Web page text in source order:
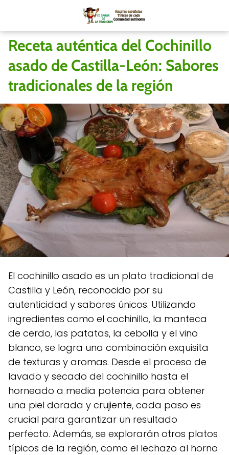
Receta auténtica del Cochinillo
asado de Castilla-León: Sabores
tradicionales de la región
El cochinillo asado es un plato tradicional de
Castilla y León, reconocido por su
autenticidad y sabores únicos. Utilizando
ingredientes como el cochinillo, la manteca
de cerdo, las patatas, la cebolla y el vino
blanco, se logra una combinación exquisita
de texturas y aromas. Desde el proceso de
lavado y secado del cochinillo hasta el
horneado a media potencia para obtener
una piel dorada y crujiente, cada paso es
crucial para garantizar un resultado
perfecto. Además, se explorarán otros platos
típicos de la región, como el lechazo al horno